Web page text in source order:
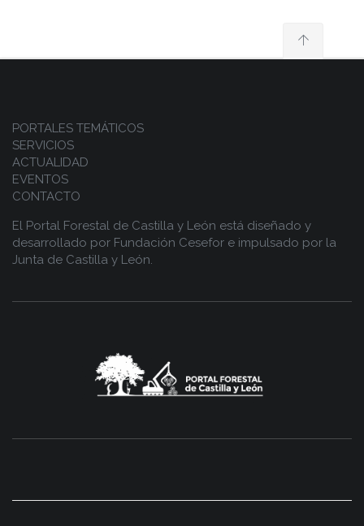
PORTALES TEMÁTICOS
SERVICIOS
ACTUALIDAD
EVENTOS
CONTACTO
El Portal Forestal de Castilla y León está diseñado y
desarrollado por Fundación Cesefor e impulsado por la
Junta de Castilla y León.